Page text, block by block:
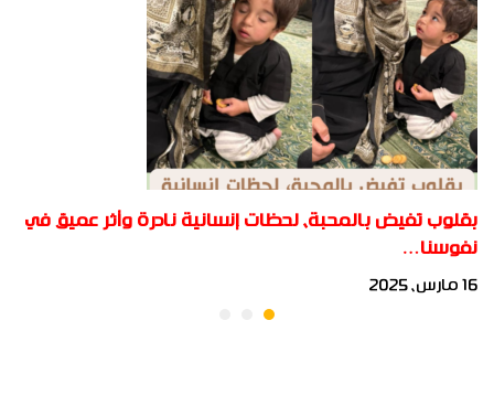
بقلوب تفيض بالمحبة، لحظات إنسانية نادرة وأثر عميق في
نفوسنا…
16 مارس، 2025